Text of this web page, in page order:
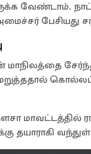
வேண்டாம்.
பேசியது
மாநிலத்தை
மாவட்டத்தில்
தயாராகி